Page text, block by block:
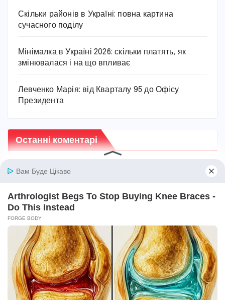
Скільки районів в Україні: повна картина
сучасного поділу
Мінімалка в Україні 2026: скільки платять, як
змінювалася і на що впливає
Левченко Марія: від Кварталу 95 до Офісу
Президента
Останні коментарі
Ольга до Як лікувати пієлонефрит в домашніх
МарiядоЯк проявляється цистит: основні
симптоми та ознаки захворювання
КаринадоЯк швидко вилікувати цистит в
домашніх умовах: ефективні кроки для
полегшення
ГаннадоВід чого з’являється пісок у нирках: